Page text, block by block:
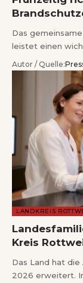
Das
leistet einen
Autor / Quelle:
LANDKREIS
Kreis
Das Land hat
2026 erweitert.